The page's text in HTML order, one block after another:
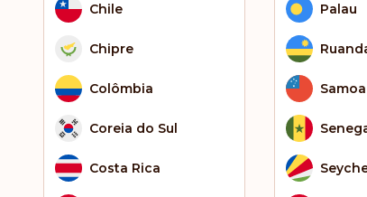
Chile
Chipre
Colômbia
Coreia do Sul
Costa Rica
Palau
Samoa